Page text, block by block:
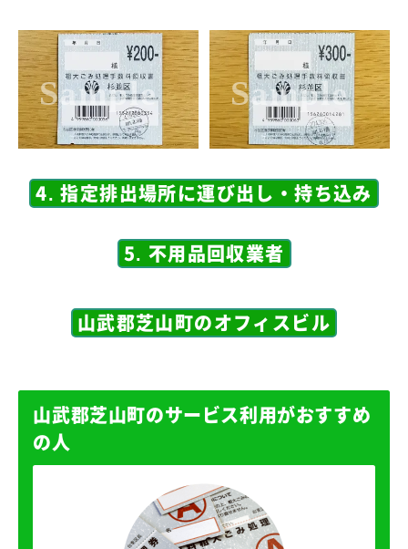
4. 指定排出場所に運び出し・持ち込み
5. 不用品回収業者
山武郡芝山町のオフィスビル
山武郡芝山町のサービス利用がおすすめ
の人